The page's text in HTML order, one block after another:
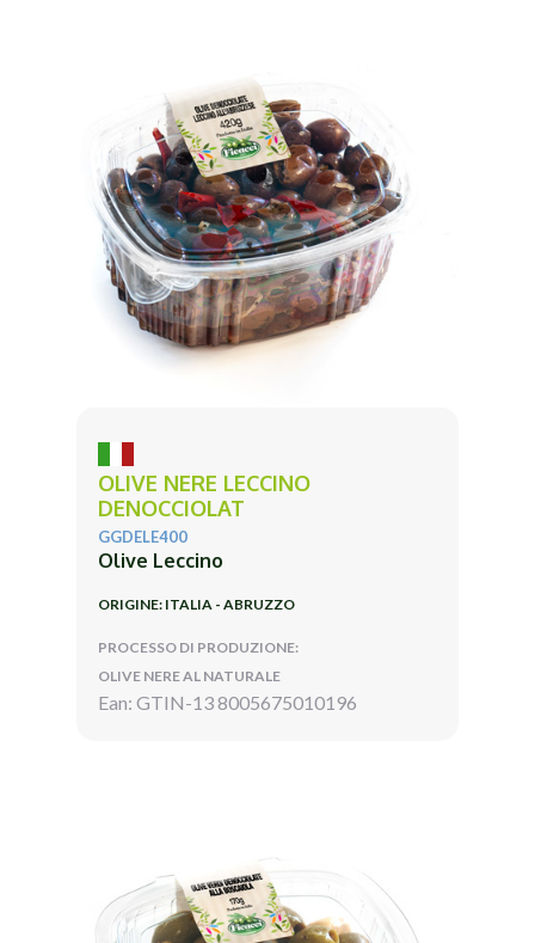
OLIVE NERE LECCINO
DENOCCIOLAT
GGDELE400
Olive Leccino
ORIGINE: ITALIA - ABRUZZO
PROCESSO DI PRODUZIONE:
OLIVE NERE AL NATURALE
Ean: GTIN-13 8005675010196